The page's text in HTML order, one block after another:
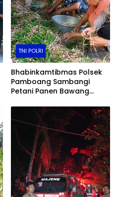
TNI POLRI
Bhabinkamtibmas Polsek
Pamboang Sambangi
Petani Panen Bawang
Dukungan Ketahanan
Pangan